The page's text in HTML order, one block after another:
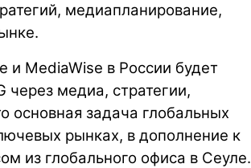
медиапланирование,
и MediaWise в России будет
через медиа, стратегии,
основная задача глобальных
рынках, в дополнение к
из глобального офиса в Сеуле.